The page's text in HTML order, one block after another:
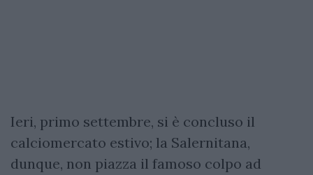
Ieri, primo settembre, si è concluso il
calciomercato estivo; la Salernitana,
dunque, non piazza il famoso colpo ad